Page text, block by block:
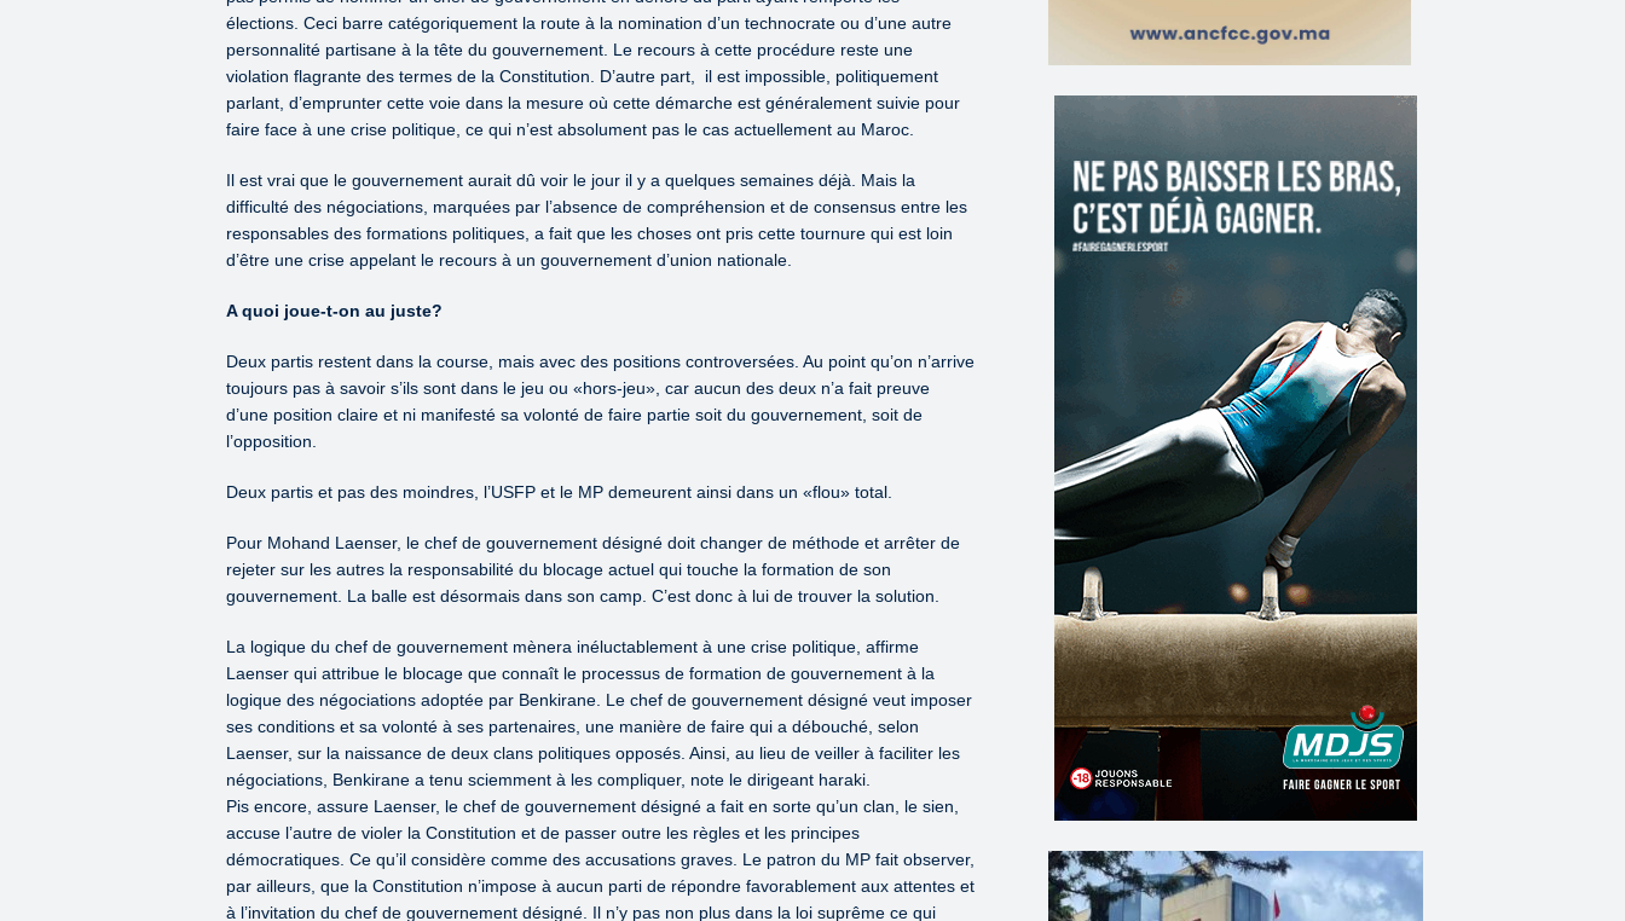
élections. Ceci barre catégoriquement la route à la nomination d’un technocrate ou d’une autre
personnalité partisane à la tête du gouvernement. Le recours à cette procédure reste une
violation flagrante des termes de la Constitution. D’autre part, il est impossible, politiquement
parlant, d’emprunter cette voie dans la mesure où cette démarche est généralement suivie pour
faire face à une crise politique, ce qui n’est absolument pas le cas actuellement au Maroc.
Il est vrai que le gouvernement aurait dû voir le jour il y a quelques semaines déjà. Mais la
difficulté des négociations, marquées par l’absence de compréhension et de consensus entre les
responsables des formations politiques, a fait que les choses ont pris cette tournure qui est loin
d’être une crise appelant le recours à un gouvernement d’union nationale.
A quoi joue-t-on au juste?
Deux partis restent dans la course, mais avec des positions controversées. Au point qu’on n’arrive
toujours pas à savoir s’ils sont dans le jeu ou «hors-jeu», car aucun des deux n’a fait preuve
d’une position claire et ni manifesté sa volonté de faire partie soit du gouvernement, soit de
l’opposition.
Deux partis et pas des moindres, l’USFP et le MP demeurent ainsi dans un «flou» total.
Pour Mohand Laenser, le chef de gouvernement désigné doit changer de méthode et arrêter de
rejeter sur les autres la responsabilité du blocage actuel qui touche la formation de son
gouvernement. La balle est désormais dans son camp. C’est donc à lui de trouver la solution.
La logique du chef de gouvernement mènera inéluctablement à une crise politique, affirme
Laenser qui attribue le blocage que connaît le processus de formation de gouvernement à la
logique des négociations adoptée par Benkirane. Le chef de gouvernement désigné veut imposer
ses conditions et sa volonté à ses partenaires, une manière de faire qui a débouché, selon
Laenser, sur la naissance de deux clans politiques opposés. Ainsi, au lieu de veiller à faciliter les
négociations, Benkirane a tenu sciemment à les compliquer, note le dirigeant haraki.
Pis encore, assure Laenser, le chef de gouvernement désigné a fait en sorte qu’un clan, le sien,
accuse l’autre de violer la Constitution et de passer outre les règles et les principes
démocratiques. Ce qu’il considère comme des accusations graves. Le patron du MP fait observer,
par ailleurs, que la Constitution n’impose à aucun parti de répondre favorablement aux attentes et
à l’invitation du chef de gouvernement désigné. Il n’y pas non plus dans la loi suprême ce qui